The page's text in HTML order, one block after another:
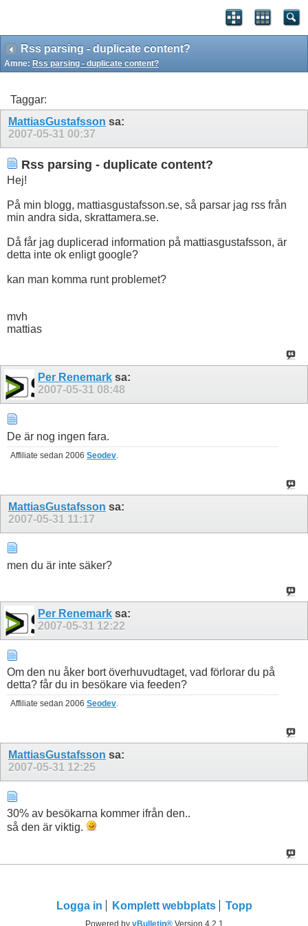
Rss parsing - duplicate content?
Ämne: Rss parsing - duplicate content?
Taggar:
MattiasGustafsson sa:
2007-05-31 00:37
Rss parsing - duplicate content?
Hej!
På min blogg, mattiasgustafsson.se, så parsar jag rss från
min andra sida, skrattamera.se.
Då får jag duplicerad information på mattiasgustafsson, är
detta inte ok enligt google?
kan man komma runt problemet?
mvh
mattias
Per Renemark sa:
2007-05-31 08:48
De är nog ingen fara.
Affiliate sedan 2006 Seodev
MattiasGustafsson sa:
2007-05-31 11:17
men du är inte säker?
Per Renemark sa:
2007-05-31 12:22
Om den nu åker bort överhuvudtaget, vad förlorar du på
detta? får du in besökare via feeden?
Affiliate sedan 2006 Seodev.
MattiasGustafsson sa:
2007-05-31 12:25
30% av besökarna kommer ifrån den..
så den är viktig.
Logga in Komplett webbplats Topp
Powered by vBulletin®Version 4.2.1